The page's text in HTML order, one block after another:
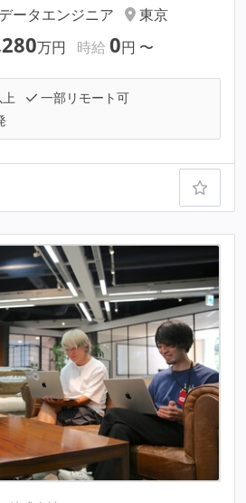
データエンジニア
東京
万円 時給 0円 〜
一部リモート可